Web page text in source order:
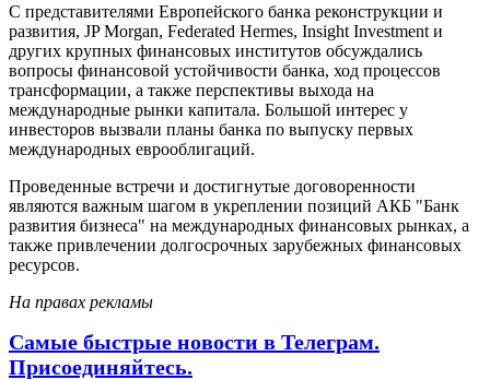
С представителями Европейского банка реконструкции и
развития, JP Morgan, Federated Hermes, Insight Investment и
других крупных финансовых институтов обсуждались
вопросы финансовой устойчивости банка, ход процессов
трансформации, а также перспективы выхода на
международные рынки капитала. Большой интерес у
инвесторов вызвали планы банка по выпуску первых
международных еврооблигаций.
Проведенные встречи и достигнутые договоренности
являются важным шагом в укреплении позиций АКБ "Банк
развития бизнеса" на международных финансовых рынках, а
также привлечении долгосрочных зарубежных финансовых
ресурсов.
На правах рекламы
Самые быстрые новости в Телеграм.
Присоединяйтесь.